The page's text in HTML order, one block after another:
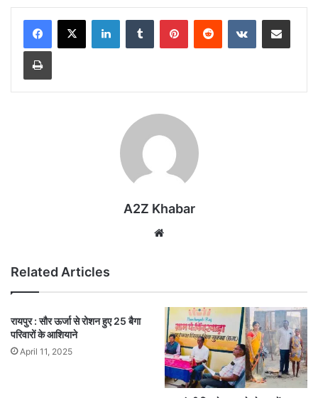
LinkedInTumblr PinterestReddit VKontakteShare via Email
Print
A2Z Khabar
Related Articles
रायपुर : सौर ऊर्जा से रोशन हुए 25 बैगा
परिवारों के आशियाने
April 11, 2025